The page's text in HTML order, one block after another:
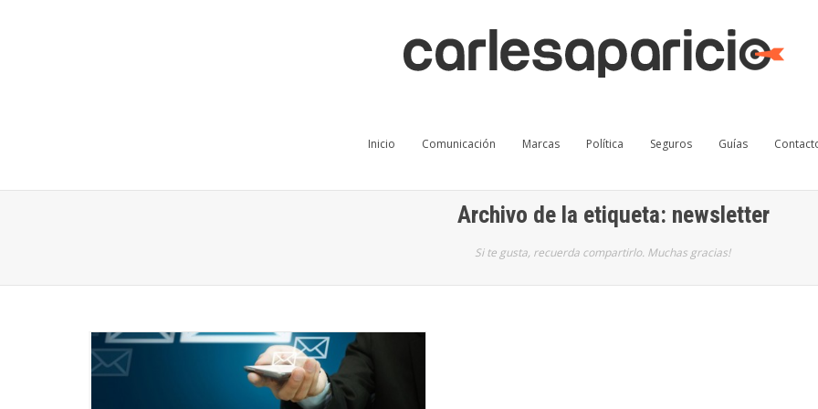
Inicio Comunicación Marcas Política Seguros Guías
Archivo de la etiqueta: newsletter
Si te gusta, recuerda compartirlo. Muchas gracias!